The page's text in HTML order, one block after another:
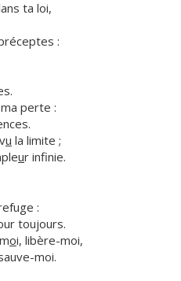
ta loi,
:
perte :
u la limite ;
ur infinie.
:
toujours.
oi, libère-moi,
moi.